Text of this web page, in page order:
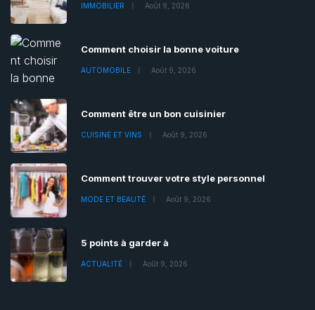
IMMOBILIER Août 9, 2026
Comment choisir la bonne voiture
AUTOMOBILE Août 9, 2026
Comment être un bon cuisinier
CUISINE ET VINS Août 9, 2026
Comment trouver votre style personnel
MODE ET BEAUTÉ Août 9, 2026
5 points à garder à
ACTUALITÉ Août 9, 2026